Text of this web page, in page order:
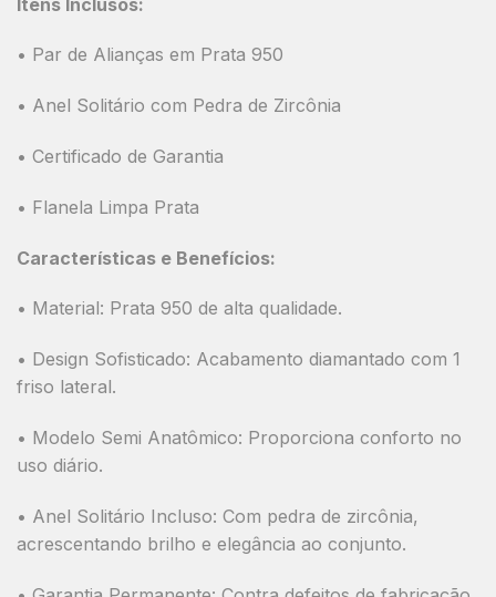
• Par de Alianças em Prata 950
• Anel Solitário com Pedra de Zircônia
• Certificado de Garantia
• Flanela Limpa Prata
Características e Benefícios:
• Material: Prata 950 de alta qualidade.
• Design Sofisticado: Acabamento diamantado com 1
friso lateral.
• Modelo Semi Anatômico: Proporciona conforto no
uso diário.
• Anel Solitário Incluso: Com pedra de zircônia,
acrescentando brilho e elegância ao conjunto.